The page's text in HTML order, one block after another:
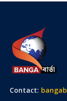
Contact: